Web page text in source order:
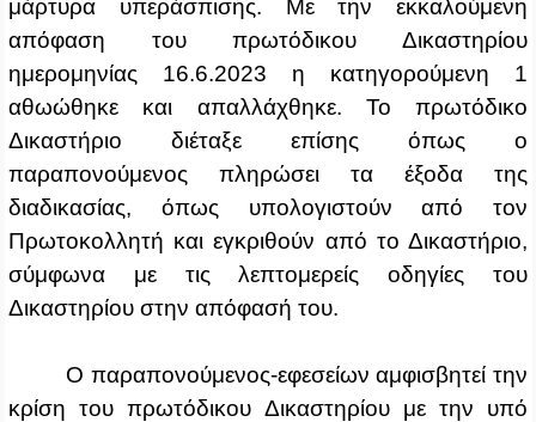
μάρτυρα υπεράσπισης. Με την εκκαλούμενη
απόφαση του πρωτόδικου Δικαστηρίου
ημερομηνίας 16.6.2023 η κατηγορούμενη 1
αθωώθηκε και απαλλάχθηκε. Το πρωτόδικο
Δικαστήριο διέταξε επίσης όπως ο
παραπονούμενος πληρώσει τα έξοδα της
διαδικασίας, όπως υπολογιστούν από τον
Πρωτοκολλητή και εγκριθούν από το Δικαστήριο,
σύμφωνα με τις λεπτομερείς οδηγίες του
Δικαστηρίου στην απόφασή του.
Ο παραπονούμενος‑εφεσείων αμφισβητεί την
κρίση του πρωτόδικου Δικαστηρίου με την υπό